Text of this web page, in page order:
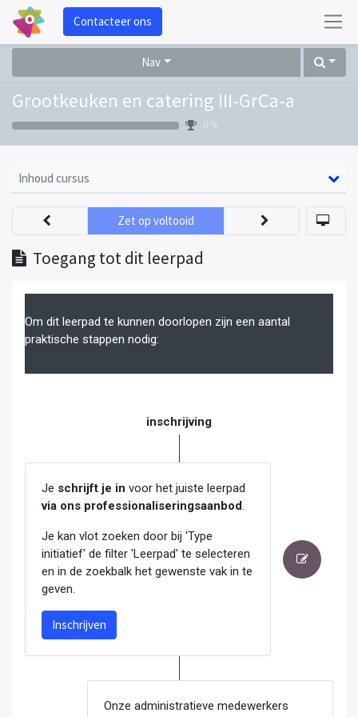
Contacteer ons
Nav
Grootkeuken en catering III-GrCa-a
0 %
Inhoud cursus
Toegang tot dit leerpad
Zet op voltooid
Om dit leerpad te kunnen doorlopen zijn een aantal
praktische stappen nodig:
inschrijving
Je schrijft je in voor het juiste leerpad
via ons professionaliseringsaanbod
Je kan vlot zoeken door bij 'Type
initiatief' de filter 'Leerpad' te selecteren
en in de zoekbalk het gewenste vak in te
geven.
Inschrijven
Onze administratieve medewerkers